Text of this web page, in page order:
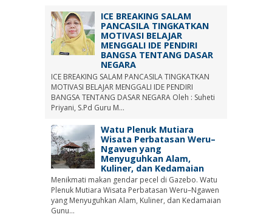
ICE BREAKING SALAM
PANCASILA TINGKATKAN
MOTIVASI BELAJAR
MENGGALI IDE PENDIRI
BANGSA TENTANG DASAR
NEGARA
ICE BREAKING SALAM PANCASILA TINGKATKAN
MOTIVASI BELAJAR MENGGALI IDE PENDIRI
BANGSA TENTANG DASAR NEGARA Oleh : Suheti
Priyani, S.Pd Guru M...
Watu Plenuk Mutiara
Wisata Perbatasan Weru–
Ngawen yang
Menyuguhkan Alam,
Kuliner, dan Kedamaian
Menikmati makan gendar pecel di Gazebo. Watu
Plenuk Mutiara Wisata Perbatasan Weru–Ngawen
yang Menyuguhkan Alam, Kuliner, dan Kedamaian
Gunu...